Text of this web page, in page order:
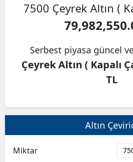
7500 Çeyrek Altın (
Serbest piyasa güncel
Çeyrek Altın ( Kapalı
TL
Altın
Miktar